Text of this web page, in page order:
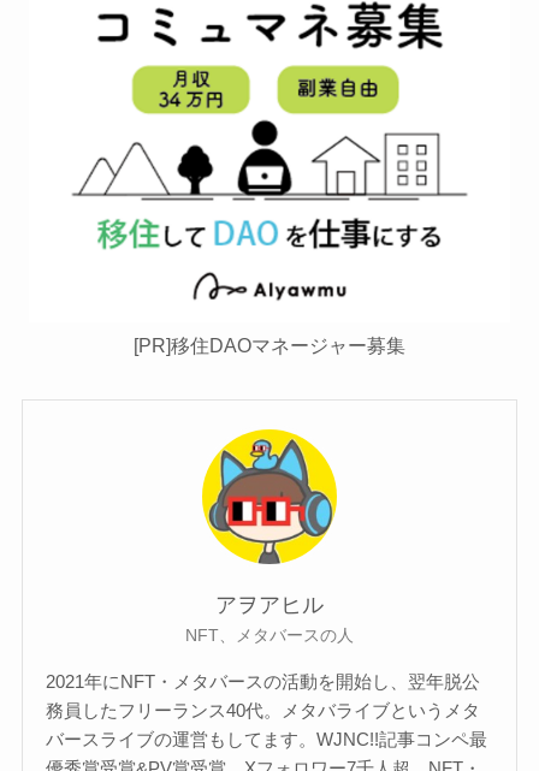
[PR]移住DAOマネージャー募集
アヲアヒル
NFT、メタバースの人
2021年にNFT・メタバースの活動を開始し、翌年脱公
務員したフリーランス40代。メタバライブというメタ
バースライブの運営もしてます。WJNC!!記事コンペ最